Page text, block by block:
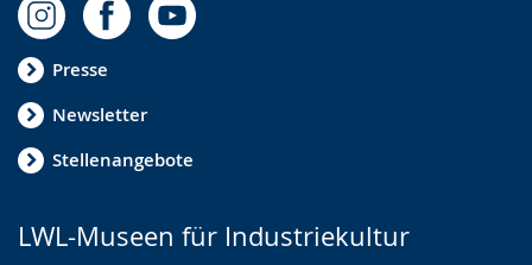
Presse
Newsletter
Stellenangebote
LWL-Museen für Industriekultur